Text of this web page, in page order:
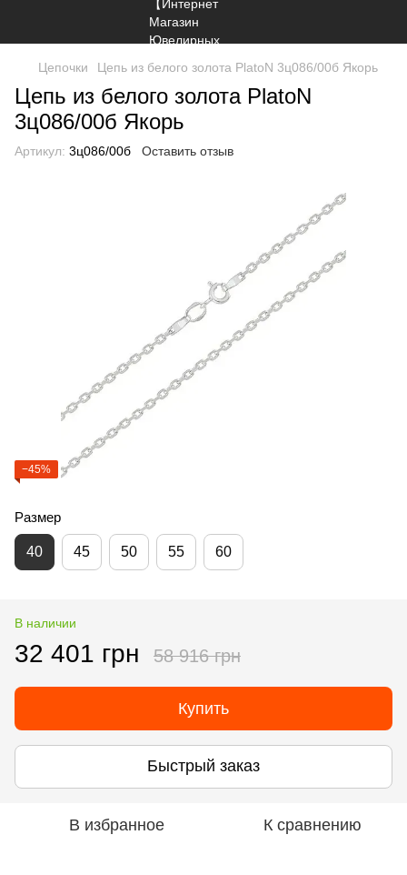
Цепочки Цепь из белого золота PlatoN 3ц086/00б Якорь
Цепь из белого золота PlatoN
3ц086/00б Якорь
Артикул: 3ц086/00б Оставить отзыв
−45%
Размер
40 45 50 55 60
В наличии
32 401 грн 58 916 грн
Купить
Быстрый заказ
В избранное К сравнению